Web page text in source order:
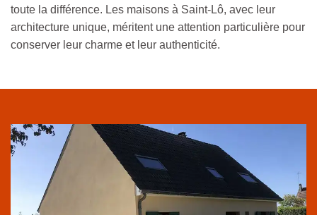
toute la différence. Les maisons à Saint-Lô, avec leur
architecture unique, méritent une attention particulière pour
conserver leur charme et leur authenticité.